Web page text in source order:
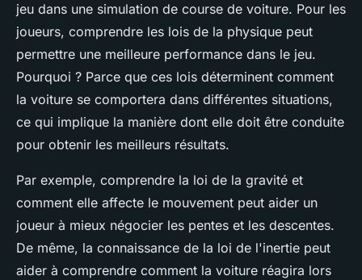
jeu dans une simulation de course de voiture. Pour les
joueurs, comprendre les lois de la physique peut
permettre une meilleure performance dans le jeu.
Pourquoi ? Parce que ces lois déterminent comment
la voiture se comportera dans différentes situations,
ce qui implique la manière dont elle doit être conduite
pour obtenir les meilleurs résultats.
Par exemple, comprendre la loi de la gravité et
comment elle affecte le mouvement peut aider un
joueur à mieux négocier les pentes et les descentes.
De même, la connaissance de la loi de l'inertie peut
aider à comprendre comment la voiture réagira lors